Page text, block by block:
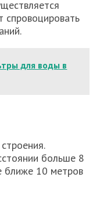
для воды в
больше 8
ближе 10 метров